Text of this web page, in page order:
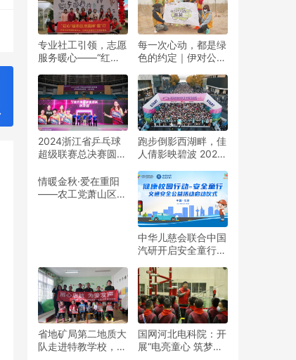
专业社工引领，志愿
服务暖心——“红心”
每一次心动，都是绿
色的约定｜伊对公益
双向奔赴
2024浙江省乒乓球
超级联赛总决赛圆满
跑步倒影西湖畔，佳
人倩影映碧波 2024
靓丽开赛
情暖金秋·爱在重阳
——农工党萧山区基
中华儿慈会联合中国
汽研开启安全童行公
省地矿局第二地质大
队走进特教学校，暖
国网河北电科院：开
展“电亮童心 筑梦未